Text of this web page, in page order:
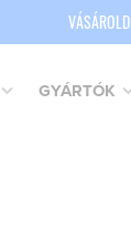
GYÁRTÓK